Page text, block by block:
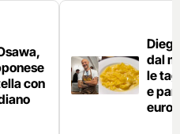
con
dal
le
e
euro